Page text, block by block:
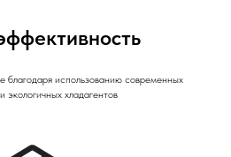
благодаря использованию современных
экологичных хладагентов